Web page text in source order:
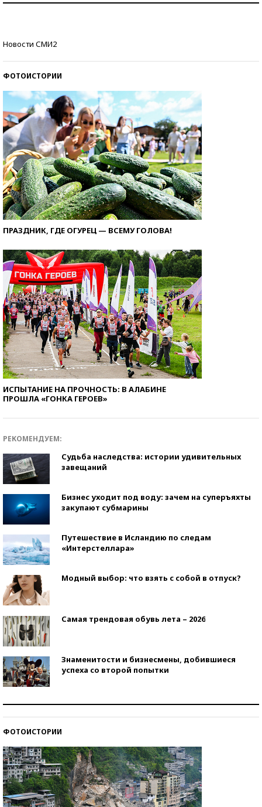
Новости СМИ2
ФОТОИСТОРИИ
ПРАЗДНИК, ГДЕ ОГУРЕЦ — ВСЕМУ ГОЛОВА!
ИСПЫТАНИЕ НА ПРОЧНОСТЬ: В АЛАБИНЕ
ПРОШЛА «ГОНКА ГЕРОЕВ»
РЕКОМЕНДУЕМ:
Судьба наследства: истории удивительных
завещаний
Бизнес уходит под воду: зачем на суперъяхты
закупают субмарины
Путешествие в Исландию по следам
«Интерстеллара»
Модный выбор: что взять с собой в отпуск?
Самая трендовая обувь лета – 2026
Знаменитости и бизнесмены, добившиеся
успеха со второй попытки
ФОТОИСТОРИИ